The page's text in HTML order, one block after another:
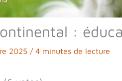
:
2025 / 4 minutes de lecture